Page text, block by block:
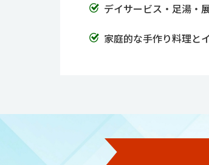
デイサービス・足湯・
家庭的な手作り料理と